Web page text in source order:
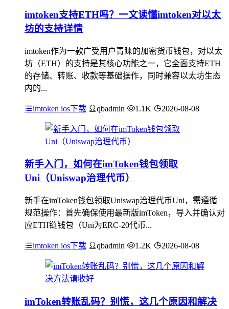
imtoken支持ETH吗？一文读懂imtoken对以太
坊的支持详情
imtoken作为一款广受用户青睐的加密货币钱包，对以太
坊（ETH）的支持是其核心功能之一，它全面支持ETH
的存储、转账、收款等基础操作，同时兼容以太坊生态
内的...
imtoken ios下载 qbadmin 1.1K 2026-08-08
新手入门，如何在imToken钱包领取
Uni（Uniswap治理代币）
新手在imToken钱包领取Uniswap治理代币Uni，需遵循
规范操作：首先确保使用最新版imToken，导入并确认对
应ETH链钱包（Uni为ERC-20代币...
imtoken ios下载 qbadmin 1.2K 2026-08-08
imToken转账乱码？别慌，这几个原因和解决